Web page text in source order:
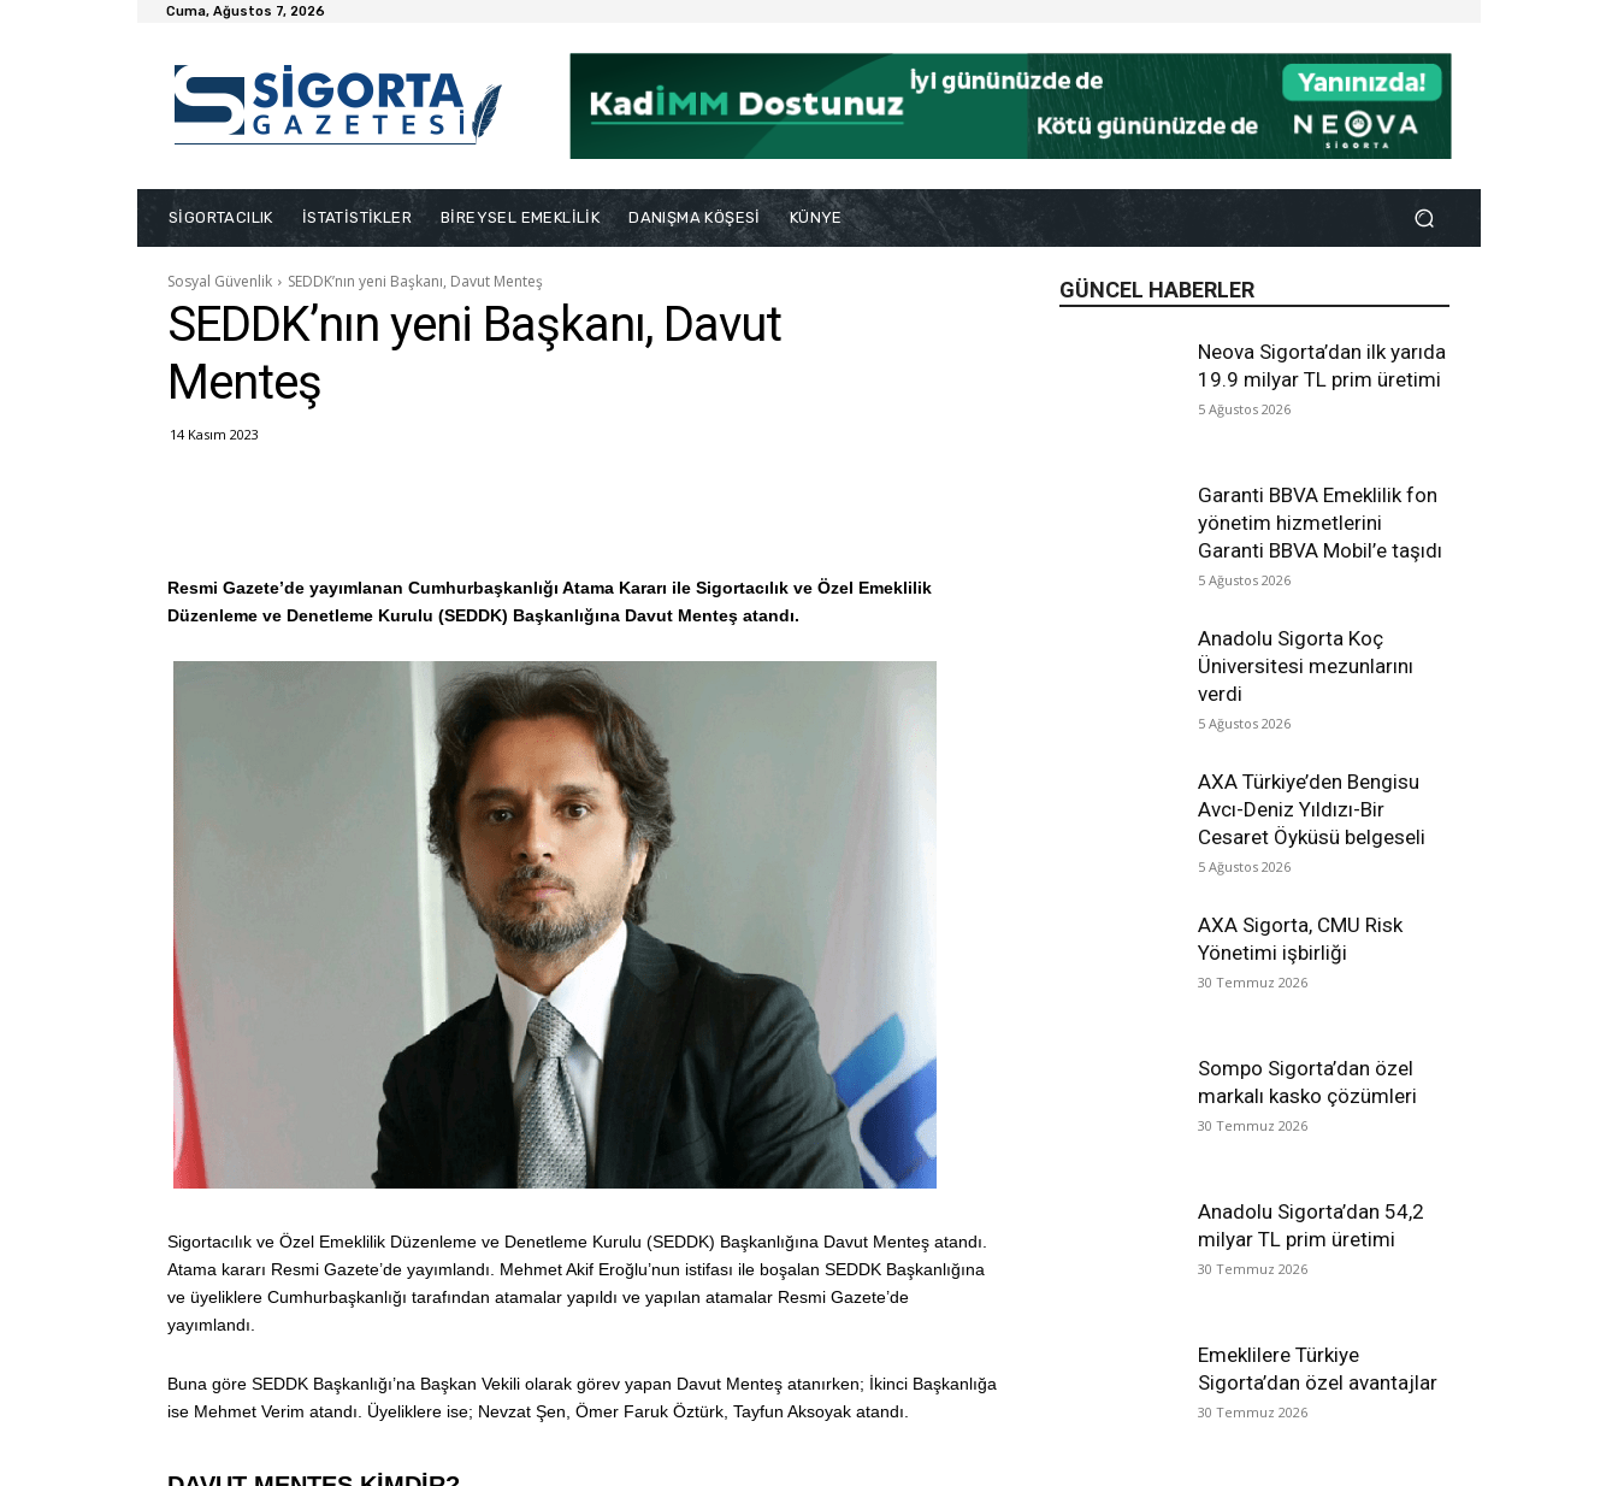
Cuma, Ağustos 7, 2026
SİGORTACILIK İSTATİSTİKLER BİREYSEL EMEKLİLİK DANIŞMA KÖŞESİ KÜNYE
GÜNCEL HABERLER
Neova Sigorta’dan ilk yarıda
19.9 milyar TL prim üretimi
5 Ağustos 2026
Garanti BBVA Emeklilik fon
yönetim hizmetlerini
Garanti BBVA Mobil’e taşıdı
5 Ağustos 2026
Anadolu Sigorta Koç
Üniversitesi mezunlarını
verdi
5 Ağustos 2026
AXA Türkiye’den Bengisu
Avcı-Deniz Yıldızı-Bir
Cesaret Öyküsü belgeseli
5 Ağustos 2026
AXA Sigorta, CMU Risk
Yönetimi işbirliği
30 Temmuz 2026
Sompo Sigorta’dan özel
markalı kasko çözümleri
30 Temmuz 2026
Anadolu Sigorta’dan 54,2
milyar TL prim üretimi
30 Temmuz 2026
Emeklilere Türkiye
Sigorta’dan özel avantajlar
30 Temmuz 2026
Sosyal Güvenlik SEDDK’nın yeni Başkanı, Davut Menteş
SEDDK’nın yeni Başkanı, Davut
Menteş
14 Kasım 2023
Resmi Gazete’de yayımlanan Cumhurbaşkanlığı Atama Kararı ile Sigortacılık ve Özel Emeklilik
Düzenleme ve Denetleme Kurulu (SEDDK) Başkanlığına Davut Menteş atandı.
Sigortacılık ve Özel Emeklilik Düzenleme ve Denetleme Kurulu (SEDDK) Başkanlığına Davut Menteş atandı.
Atama kararı Resmi Gazete’de yayımlandı. Mehmet Akif Eroğlu’nun istifası ile boşalan SEDDK Başkanlığına
ve üyeliklere Cumhurbaşkanlığı tarafından atamalar yapıldı ve yapılan atamalar Resmi Gazete’de
yayımlandı.
Buna göre SEDDK Başkanlığı’na Başkan Vekili olarak görev yapan Davut Menteş atanırken; İkinci Başkanlığa
ise Mehmet Verim atandı. Üyeliklere ise; Nevzat Şen, Ömer Faruk Öztürk, Tayfun Aksoyak atandı.